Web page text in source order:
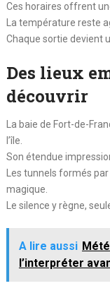
Ces horaires offrent
La température reste
Chaque sortie devient
Des lieux
découvrir
La baie de Fort-de-
l’île.
Son étendue
Les tunnels formés
magique.
Le silence y règne,
A lire aussi
l’interpréter